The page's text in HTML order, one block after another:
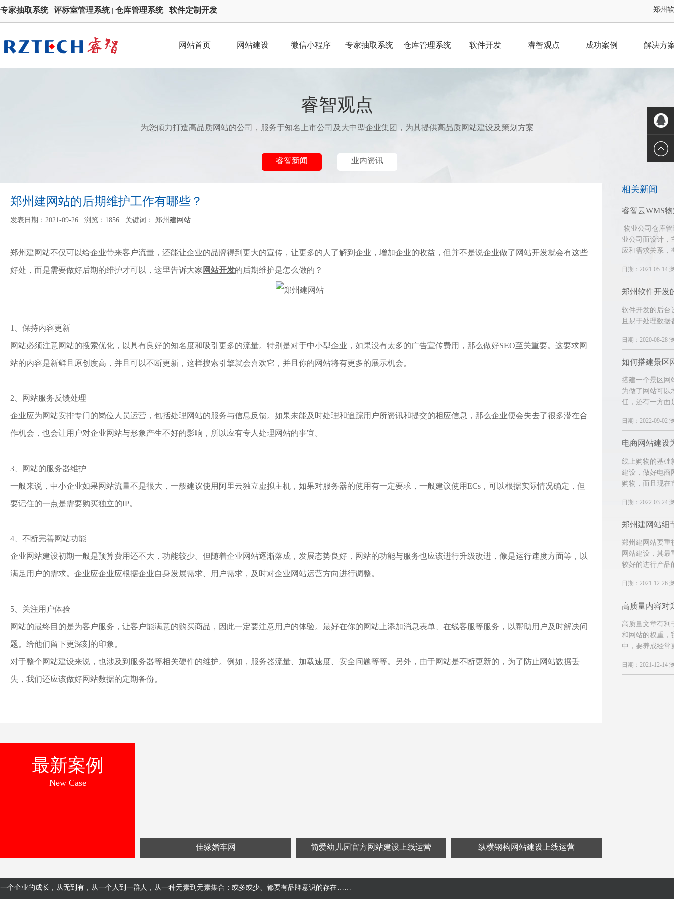
专家抽取系统| 评标室管理系统| 仓库管理系统| 软件定制开发 郑州
网站首页 网站建设 微信小程序 专家抽取系统 仓库管理系统 软件开发 睿智观点 成功案例 解决方
睿智观点
为您倾力打造高品质网站的公司，服务于知名上市公司及大中型企业集团，为其提供高品质网站建设及策划方案
睿智新闻 业内资讯
郑州建网站的后期维护工作有哪些？
发表日期：2021-09-26 浏览：1856 关键词： 郑州建网站
郑州建网站不仅可以给企业带来客户流量，还能让企业的品牌得到更大的宣传，让更多的人了解到企业，增加企业的收益，但并不是说企业做了网站开发就会有这些
好处，而是需要做好后期的维护才可以，这里告诉大家 网站开发的后期维护是怎么做的？
1、保持内容更新
网站必须注意网站的搜索优化，以具有良好的知名度和吸引更多的流量。特别是对于中小型企业，如果没有太多的广告宣传费用，那么做好SEO至关重要。这要求网
站的内容是新鲜且原创度高，并且可以不断更新，这样搜索引擎就会喜欢它，并且你的网站将有更多的展示机会。
2、网站服务反馈处理
企业应为网站安排专门的岗位人员运营，包括处理网站的服务与信息反馈。如果未能及时处理和追踪用户所资讯和提交的相应信息，那么企业便会失去了很多潜在合
作机会，也会让用户对企业网站与形象产生不好的影响，所以应有专人处理网站的事宜。
3、网站的服务器维护
一般来说，中小企业如果网站流量不是很大，一般建议使用阿里云独立虚拟主机，如果对服务器的使用有一定要求，一般建议使用ECs，可以根据实际情况确定，但
要记住的一点是需要购买独立的IP。
4、不断完善网站功能
企业网站建设初期一般是预算费用还不大，功能较少。但随着企业网站逐渐落成，发展态势良好，网站的功能与服务也应该进行升级改进，像是运行速度方面等，以
满足用户的需求。企业应企业应根据企业自身发展需求、用户需求，及时对企业网站运营方向进行调整。
5、关注用户体验
网站的最终目的是为客户服务，让客户能满意的购买商品，因此一定要注意用户的体验。最好在你的网站上添加消息表单、在线客服等服务，以帮助用户及时解决问
题。给他们留下更深刻的印象。
对于整个网站建设来说，也涉及到服务器等相关硬件的维护。例如，服务器流量、加载速度、安全问题等等。另外，由于网站是不断更新的，为了防止网站数据丢
失，我们还应该做好网站数据的定期备份。
相关新闻
物业公司仓库
业公司而设计，
应和需求关系，
日期：2021-05-14
软件开发的后台
且易于处理数
日期：2020-08-28
如何搭建景区
搭建一个景区网
为做了网站可以
任，还有一方面
日期：2022-09-02
电商网站建设
线上购物的基础
建设，做好电商
购物，而且现在
日期：2022-03-24
郑州建网站细
郑州建网站要重
网站建设，其最
较好的进行产品
日期：2021-12-26
高质量文章有利
和网站的权重，
中，要养成经常
日期：2021-12-14
最新案例
New Case
佳缘婚车网 简爱幼儿园官方网站建设上线运营 纵横钢构网站建设上线运营
QQ客服
一个企业的成长，从无到有，从一个人到一群人，从一种元素到元素集合；或多或少、都要有品牌意识的存在……